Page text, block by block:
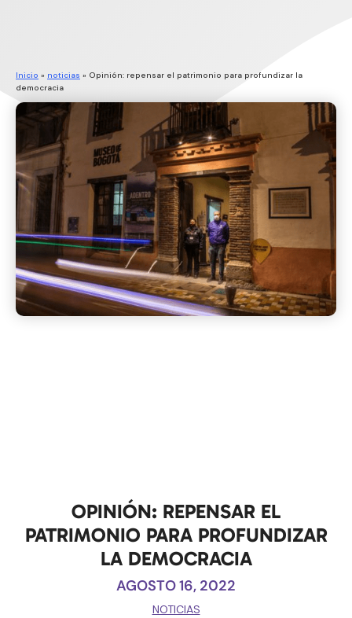
Inicio » noticias » Opinión: repensar el patrimonio para profundizar la
democracia
OPINIÓN: REPENSAR EL
PATRIMONIO PARA PROFUNDIZAR
LA DEMOCRACIA
AGOSTO 16, 2022
NOTICIAS